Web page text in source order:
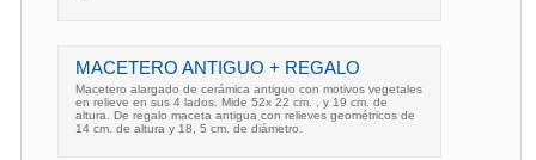
MACETERO ANTIGUO + REGALO
Macetero alargado de cerámica antiguo con motivos vegetales
en relieve en sus 4 lados. Mide 52x 22 cm. , y 19 cm. de
altura. De regalo maceta antigua con relieves geométricos de
14 cm. de altura y 18, 5 cm. de diámetro.